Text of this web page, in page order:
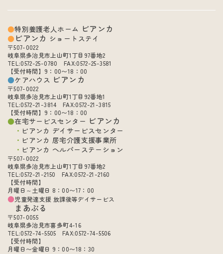
特別養護老人ホーム ビアンカ
ビアンカ ショートステイ
〒507-0022
岐阜県多治見市上山町1丁目97番地2
TEL:0572-25-0780 FAX:0572-25-3581
【受付時間】9：00〜18：00
ケアハウス ビアンカ
〒507-0022
岐阜県多治見市上山町1丁目92番地1
TEL:0572-21-3814 FAX:0572-21-3815
【受付時間】9：00〜18：00
在宅サービスセンター ビアンカ
ビアンカ デイサービスセンター
ビアンカ 居宅介護支援事業所
ビアンカ ヘルパーステーション
〒507-0022
岐阜県多治見市上山町1丁目97番地2
TEL:0572-21-2150 FAX:0572-21-2160
【受付時間】
月曜日～土曜日 8：00〜17：00
児童発達支援 放課後等デイサービス
まあぶる
〒507-0055
岐阜県多治見市喜多町4-16
TEL:0572-74-5505 FAX:0572-74-5506
【受付時間】
月曜日〜金曜日 9：00〜18：30